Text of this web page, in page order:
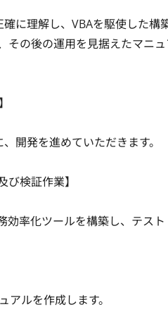
に理解し、VBAを駆使した
その後の運用を見据えたマニ
開発を進めていただきます。
び検証作業】
効率化ツールを構築し、テスト
アルを作成します。